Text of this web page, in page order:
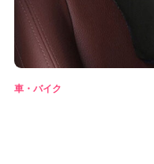
車・バイク